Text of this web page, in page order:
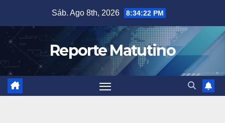
contenido
Sáb. Ago 8th, 2026 8:34:23 PM
Reporte Matutino